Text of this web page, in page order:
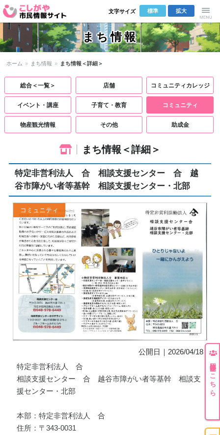
こしがや市
民情報サイ
ト
Menu
拡大
標準
文字サイズ
まち情報
ホーム » まち情報 » まち情報＜詳細＞
総合＜一覧＞ 店舗 コミュニティカレッジ
イベント・講座 子育て・教育 コミュニティ
物産観光情報 その他 助成金
まち情報＜詳細＞
特定非営利法人 合 相談支援センター 合 越
谷市障がい者等基幹 相談支援センター・北部
コミュニティ
公開日｜2026/04/18
特定非営利法人 合
相談支援センター 合 越谷市障がい者等基幹 相談支
援センター・北部
本部：特定非営利法人 合
住所：〒343-0031
団体登録はこちら